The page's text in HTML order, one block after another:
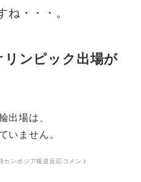
ね・・・。
ンピック出場が
出場は、
いません。